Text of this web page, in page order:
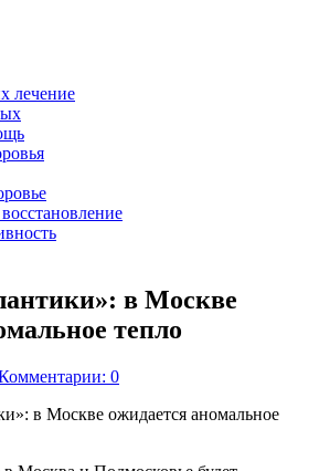
лечение
в Москве
тепло
0